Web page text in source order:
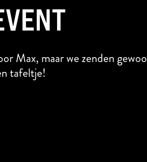
MARKT
wat te doen
Max, maar we zenden
tafeltje!